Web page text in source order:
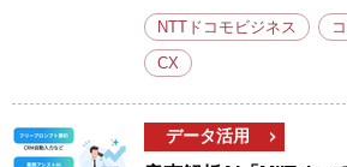
NTTドコモビジネス
CX
データ活用